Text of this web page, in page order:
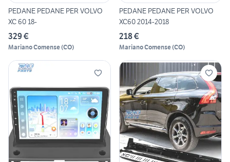
PEDANE PEDANE PER VOLVO
XC 60 18-
329 €
Mariano Comense(CO)
PEDANE PEDANE PER VOLVO
XC60 2014-2018
218 €
Mariano Comense(CO)